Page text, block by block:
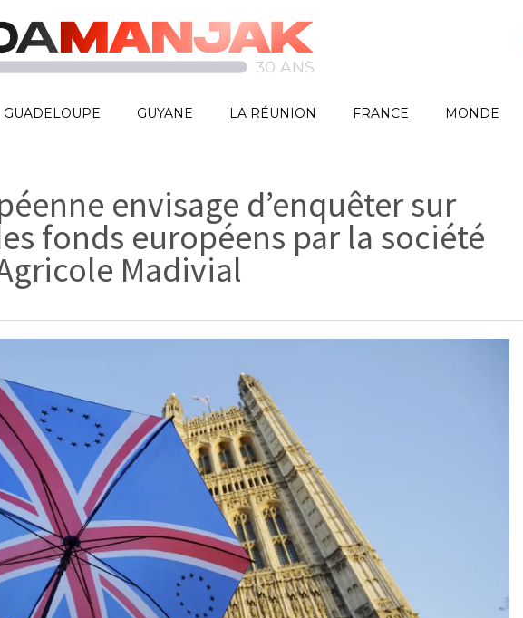
GUADELOUPE GUYANE LA RÉUNION FRANCE MONDE
envisage d’enquêter sur
fonds européens par la société
Madivial